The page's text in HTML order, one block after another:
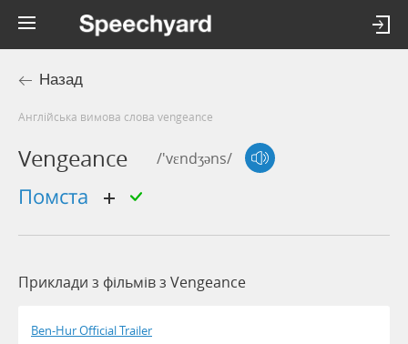
Назад
Англійська вимова слова vengeance
Vengeance /'vɛndʒəns/
помста
Приклади з фільмів з Vengeance
Ben-Hur Official Trailer